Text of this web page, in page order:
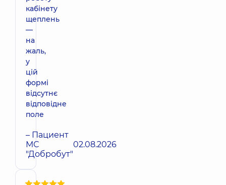
кабінету
щеплень
—
на
жаль,
у
цій
формі
відсутнє
відповідне
поле
– Пациент
МС
"Добробут"
02.08.2026